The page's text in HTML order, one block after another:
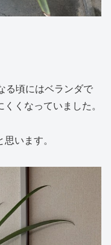
る頃にはベランダで
くなっていました。
います。